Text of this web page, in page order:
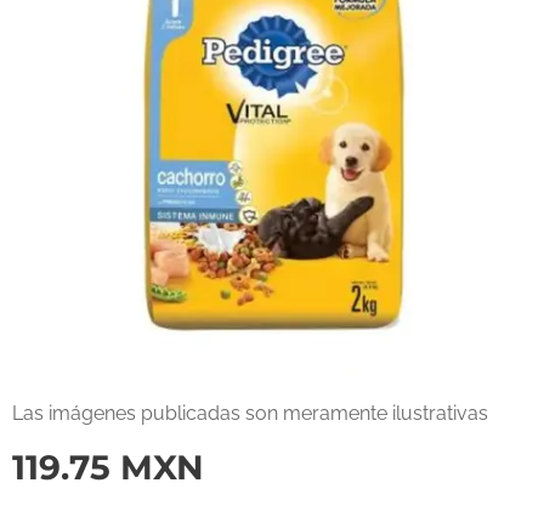
Las imágenes publicadas son meramente ilustrativas
119.75 MXN